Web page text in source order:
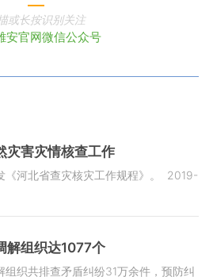
或长按识别关注
安官网微信公众号
灾害灾情核查工作
河北省查灾核灾工作规程》。
2019-
解组织达1077个
织共排查矛盾纠纷31万余件，预防纠